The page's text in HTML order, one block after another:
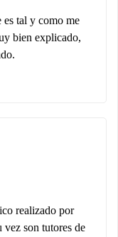
tal y como me
bien explicado,
realizado por
vez son tutores de